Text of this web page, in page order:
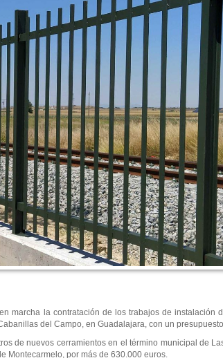
marcha la contratación de los trabajos de instalación
del Campo, en Guadalajara, con un
de nuevos cerramientos en el término municipal de
Montecarmelo, por más de 630.000 euros.